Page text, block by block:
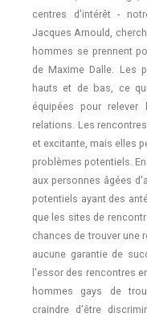
centres d'intérêt -
Jacques Arnould,
hommes se prennent
de Maxime Dalle. Les
hauts et de bas, ce
équipées pour
relations. Les
et excitante, mais elles
problèmes potentiels.
aux personnes âgées
potentiels ayant des
que les sites de
chances de trouver une
aucune garantie de
l'essor des rencontres
hommes gays de
craindre d'être